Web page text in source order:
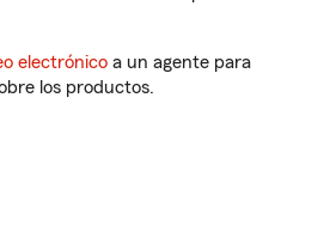
electrónico a un agente para
los productos.